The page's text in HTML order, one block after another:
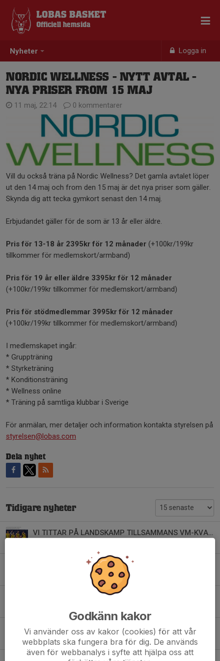
Nyheter Logga in
LOBAS BASKET
Officiell hemsida
NORDIC WELLNESS - NYTT AVTAL -
NYA PRISER FROM 15 MAJ
11 maj, 22:14 0 kommentarer
Vill du också träna på Nordic Wellness? Det gamla avtalet löper
ut den 14 maj och from den 15 maj är det nya priser som gäller.
Skynda dig att tecka gymkort senast den 14 maj.
Erbjudandet gäller för de som är 13 år eller äldre.
Pris för 13-18 år 2395kr för 12 månader (+100kr/199kr
tillkommer för medlemskort/armband)
Pris för 19 år eller äldre 3395kr för 12 månader
(+100kr/199kr tillkommer för medlemskort/armband)
Pris för stödmedlemmar 3995kr för 12 månader
(+100kr/199kr tillkommer för medlemskort/armband)
I medlemskapet ingår:
* Gruppträning
* Styrketräning
* Konditionsträning
* Wellness online
* Träning på samtliga klubbar i Sverige
För anmälan, mer detaljer och information kontakta styrelsen på
styrelsen@lobas.com
Dela nyhet
Tidigare nyheter
VI TITTAR PÅ LANDSKAMP TILLSAMMANS VM-KVAL SVERIGE vs TJECKIEN 3 JULI 2026
LOBASDAGEN - 30 AUGUSTI
0
Att göra skillnad på riktigt! Är du vår nästa sponsor?
TRY-OUT BASKETETTAN HERR
22 maj, 17:32 0
Godkänn kakor
Vi använder oss av kakor (cookies) för att vår
webbplats ska fungera bra för dig. De används
även för webbanalys i syfte att hjälpa oss att